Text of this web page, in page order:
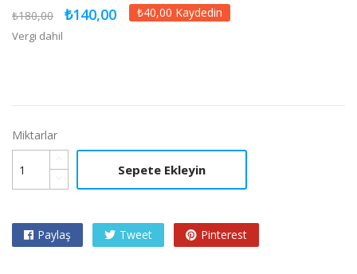
₺180,00 ₺140,00 ₺40,00 Kaydedin
Vergi dahil
Miktarlar
Sepete Ekleyin
Paylaş Tweet Pinterest